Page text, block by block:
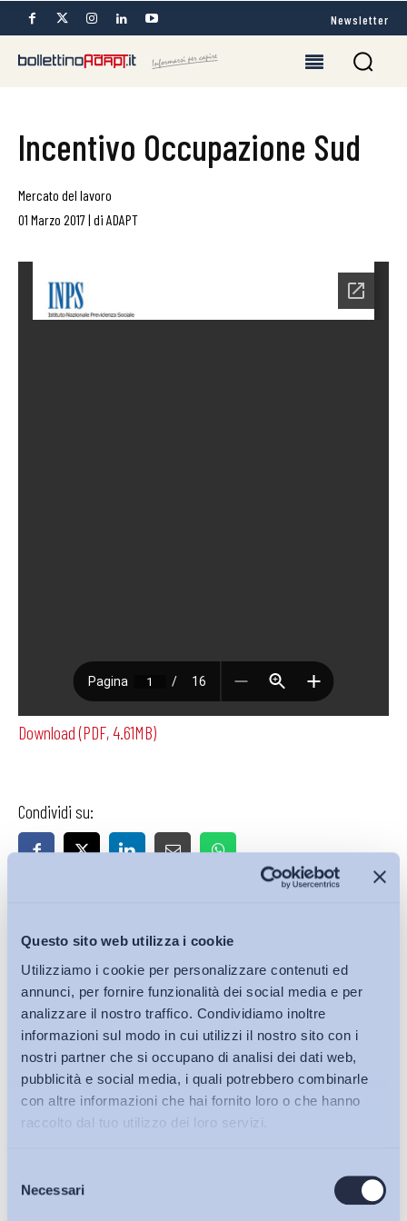
Questo sito web utilizza i cookie
Utilizziamo i cookie per personalizzare contenuti ed
annunci, per fornire funzionalità dei social media e per
analizzare il nostro traffico. Condividiamo inoltre
informazioni sul modo in cui utilizzi il nostro sito con i
nostri partner che si occupano di analisi dei dati web,
pubblicità e social media, i quali potrebbero combinarle
con altre informazioni che hai fornito loro o che hanno
raccolto dal tuo utilizzo dei loro servizi.
delNecessariBollettini ADAPT
Newsletter
Incentivo Occupazione Sud
Mercato del lavoro
01 Marzo 2017| di ADAPT
Download (PDF, 4.61MB)
Condividi su:
Iscriviti alla Newsletter